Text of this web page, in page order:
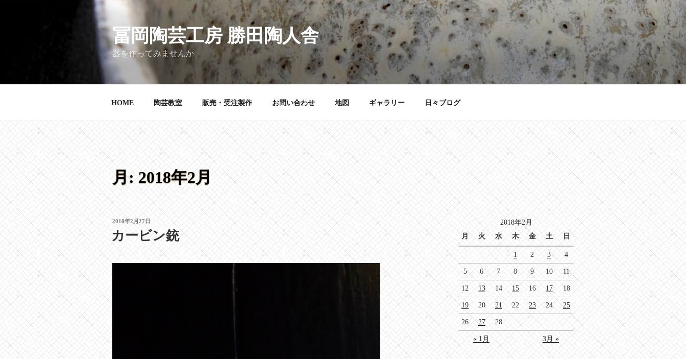
冨岡陶芸工房 勝田陶人舎
器を作ってみませんか
HOME 陶芸教室 販売・受注製作 お問い合わせ 地図 ギャラリー 日々ブログ
月:2018年2月
投
稿
日:
2018年2月27日
カービン銃
2018年2月
月
火 水 木 金 土 日
1 2 3 4
5 6 7 8 9 10 11
12 13 14 15 16 17 18
19 20 21 22 23 24 25
26 27 28
« 1月 3月 »